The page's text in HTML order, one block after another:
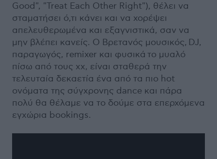
Good", "Treat Each Other Right"), θέλει να
σταματήσει ό,τι κάνει και να χορέψει
απελευθερωμένα και εξαγνιστικά, σαν να
μην βλέπει κανείς. O Βρετανός μουσικός, DJ,
παραγωγός, remixer και φυσικά το μυαλό
πίσω από τους xx, είναι σταθερά την
τελευταία δεκαετία ένα από τα πιο hot
ονόματα της σύγχρονης dance και πάρα
πολύ θα θέλαμε να το δούμε στα επερχόμενα
εγχώρια bookings.